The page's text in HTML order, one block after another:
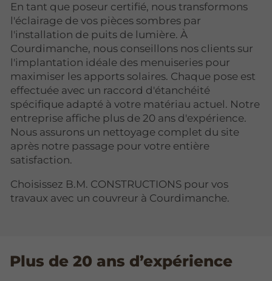
En tant que poseur certifié, nous transformons
l'éclairage de vos pièces sombres par
l'installation de puits de lumière. À
Courdimanche, nous conseillons nos clients sur
l'implantation idéale des menuiseries pour
maximiser les apports solaires. Chaque pose est
effectuée avec un raccord d'étanchéité
spécifique adapté à votre matériau actuel. Notre
entreprise affiche plus de 20 ans d'expérience.
Nous assurons un nettoyage complet du site
après notre passage pour votre entière
satisfaction.
Choisissez B.M. CONSTRUCTIONS pour vos
travaux avec un couvreur à Courdimanche.
Plus de 20 ans d’expérience